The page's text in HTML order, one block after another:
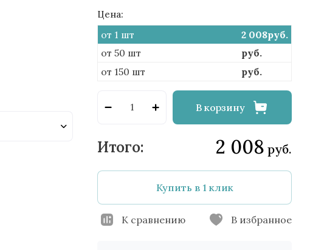
Цена:
от 1 шт 2 008руб.
от 50 шт
руб.
от 150 шт
руб.
В корзину
2 008 руб.
Купить в 1 клик
К сравнению В избранное